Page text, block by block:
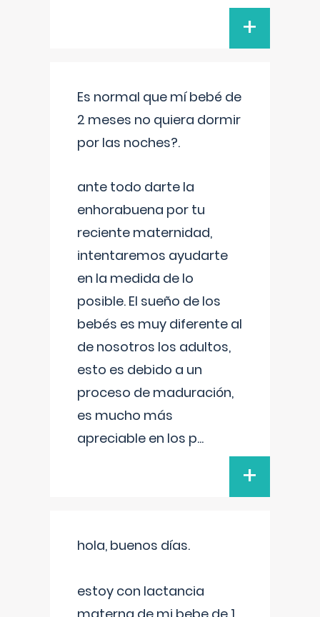
+
Es normal que mí bebé de
2 meses no quiera dormir
por las noches?.
ante todo darte la
enhorabuena por tu
reciente maternidad,
intentaremos ayudarte
en la medida de lo
posible. El sueño de los
bebés es muy diferente al
de nosotros los adultos,
esto es debido a un
proceso de maduración,
es mucho más
apreciable en los p...
+
hola, buenos días.
estoy con lactancia